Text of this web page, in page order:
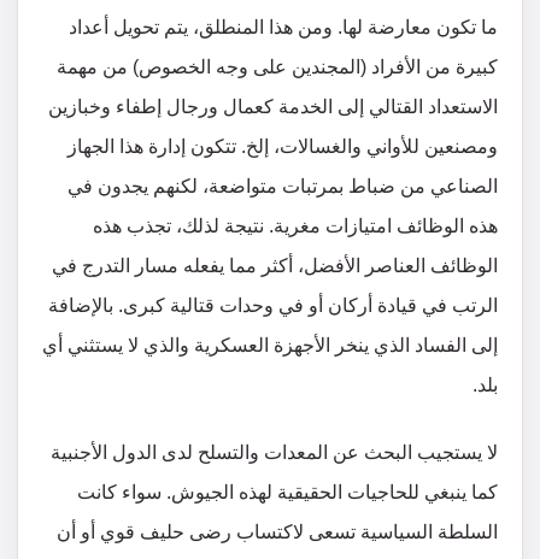
ما تكون معارضة لها. ومن هذا المنطلق، يتم تحويل أعداد
كبيرة من الأفراد (المجندين على وجه الخصوص) من مهمة
الاستعداد القتالي إلى الخدمة كعمال ورجال إطفاء وخبازين
ومصنعين للأواني والغسالات، إلخ. تتكون إدارة هذا الجهاز
الصناعي من ضباط بمرتبات متواضعة، لكنهم يجدون في
هذه الوظائف امتيازات مغرية. نتيجة لذلك، تجذب هذه
الوظائف العناصر الأفضل، أكثر مما يفعله مسار التدرج في
الرتب في قيادة أركان أو في وحدات قتالية كبرى. بالإضافة
إلى الفساد الذي ينخر الأجهزة العسكرية والذي لا يستثني أي
بلد.
لا يستجيب البحث عن المعدات والتسلح لدى الدول الأجنبية
كما ينبغي للحاجيات الحقيقية لهذه الجيوش. سواء كانت
السلطة السياسية تسعى لاكتساب رضى حليف قوي أو أن